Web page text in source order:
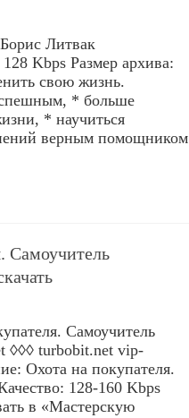
Литвак
Kbps Размер архива:
свою жизнь.
* больше
* научиться
верным помощником
Самоучитель
Самоучитель
◊◊◊ turbobit.net vip-
Охота на покупателя.
128-160 Kbps
в «Мастерскую